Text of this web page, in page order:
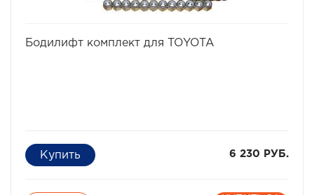
Бодилифт комплект для TOYOTA
6 230 РУБ.